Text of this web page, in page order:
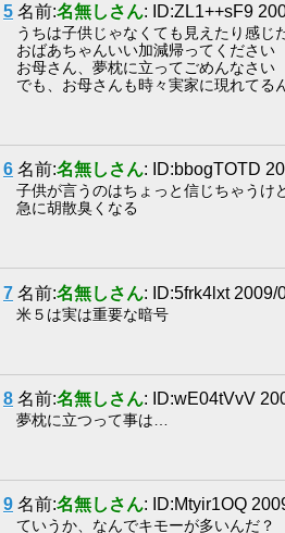
5 名前:名無しさん: ID:ZL1++sF9
うちは子供じゃなくても見えたり感じ
おばあちゃんいい加減帰ってください
お母さん、夢枕に立ってごめんなさい
でも、お母さんも時々実家に現れてる
6 名前:名無しさん: ID:bbogTOTD
子供が言うのはちょっと信じちゃうけ
急に胡散臭くなる
7 名前:名無しさん: ID:5frk4lxt 2009/
米５は実は重要な暗号
8 名前:名無しさん: ID:wE04tVvV
夢枕に立つって事は…
9 名前:名無しさん: ID:Mtyir1OQ
ていうか、なんでキモーが多いんだ